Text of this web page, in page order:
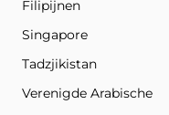
Filipijnen
Singapore
Tadzjikistan
Verenigde Arabische